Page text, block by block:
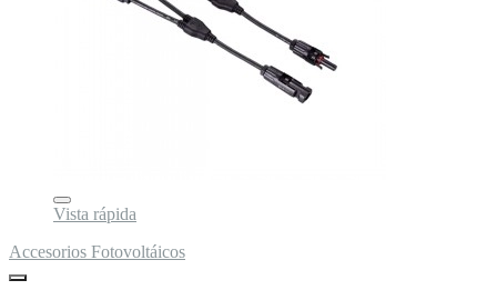
Vista rápida
Accesorios Fotovoltáicos